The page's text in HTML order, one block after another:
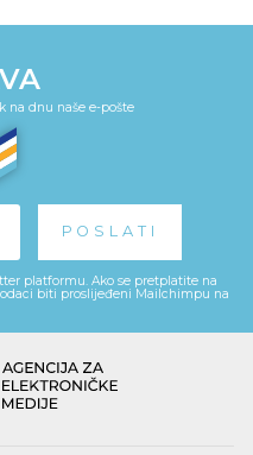
na dnu naše e-pošte
platformu. Ako se pretplatite na
biti proslijeđeni Mailchimpu na